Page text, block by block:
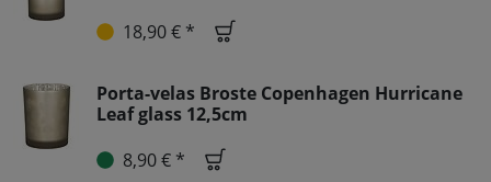
18,90 € *
Porta-velas Broste Copenhagen Hurricane
Leaf glass 12,5cm
8,90 € *